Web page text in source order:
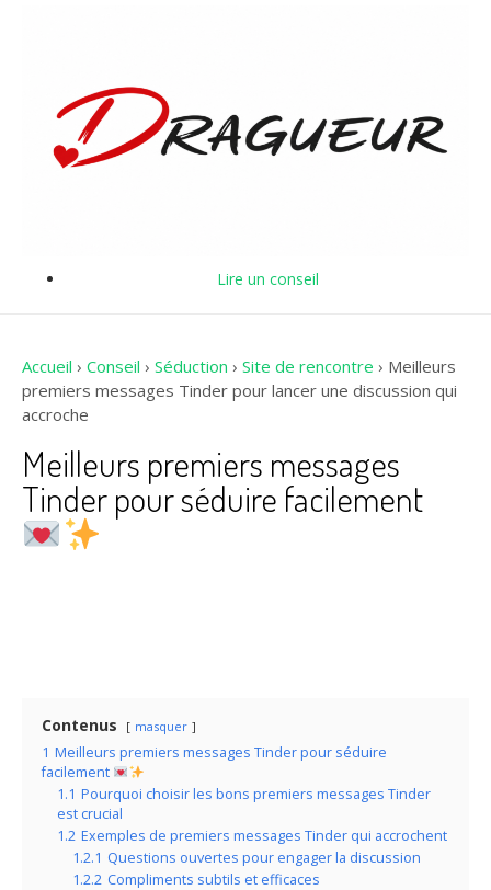
Lire un conseil
Accueil › Conseil › Séduction › Site de rencontre › Meilleurs
premiers messages Tinder pour lancer une discussion qui
accroche
Meilleurs premiers messages
Tinder pour séduire facilement
Contenus masquer
1 Meilleurs premiers messages Tinder pour séduire
facilement
1.1 Pourquoi choisir les bons premiers messages Tinder
est crucial
1.2 Exemples de premiers messages Tinder qui accrochent
1.2.1 Questions ouvertes pour engager la discussion
1.2.2 Compliments subtils et efficaces